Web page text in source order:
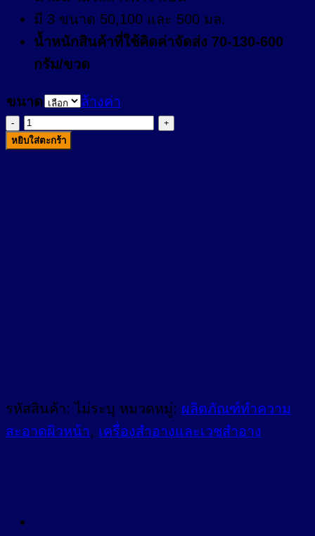
มี 3 ขนาด 50,100 และ 500 มล.
น้ำหนักสินค้าที่ใช้คิดค่าจัดส่ง 70-130-600
กรัม/ขวด
ขนาด
ล้างค่า
จำนวน
แอ
หยิบใส่ตะกร้า
รหัสสินค้า:ไม่ระบุ หมวดหมู่: ผลิตภัณฑ์ทำความ
สะอาดผิวหน้า, เครื่องสำอางและเวชสำอาง